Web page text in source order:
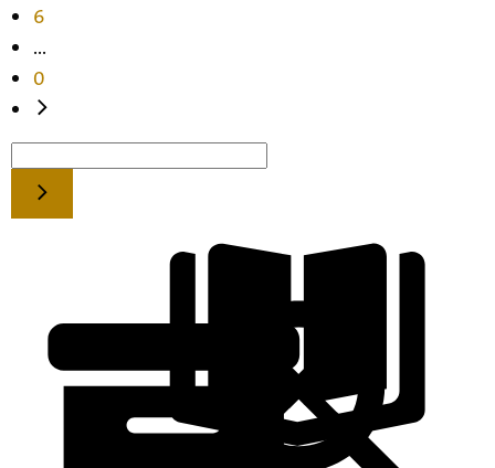
6
...
0